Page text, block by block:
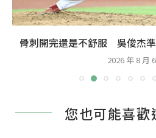
骨刺開完還是不舒服 吳俊杰
2026 年 8 月
您也可能喜歡